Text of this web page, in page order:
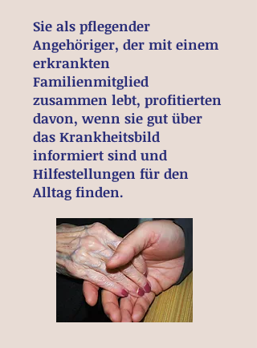
Sie als pflegender
Angehöriger, der mit einem
erkrankten
Familienmitglied
zusammen lebt, profitierten
davon, wenn sie gut über
das Krankheitsbild
informiert sind und
Hilfestellungen für den
Alltag finden.